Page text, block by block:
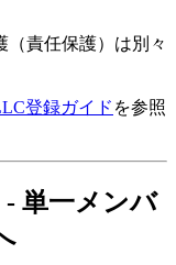
（責任保護）は別々
登録ガイド を参照
単一メンバ